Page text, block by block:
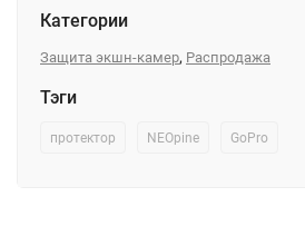
Категории
Защита экшн-камер, Распродажа
Тэги
протектор NEOpine GoPro